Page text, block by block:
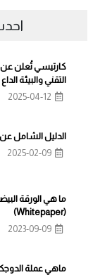
كارتيسي تُعلن عن
التقني والبيئة الداع
2025-04-12
الدليل الشامل
2025-02-09
ما هي الورقة
(Whitepaper)
2023-09-09